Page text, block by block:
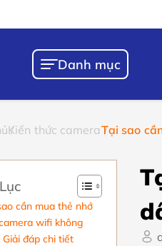
Danh mục
Kiến thức cameraTại sao
cần mua thẻ nhớ
wifi không
Giải đáp chi tiết